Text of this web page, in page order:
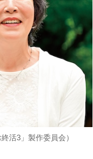
活3」製作委員会）